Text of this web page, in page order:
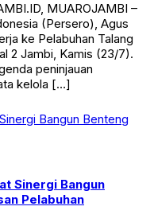
MUAROJAMBI –
(Persero), Agus
ke Pelabuhan Talang
2 Jambi, Kamis (23/7).
peninjauan
kelola […]
Sinergi Bangun
Pelabuhan